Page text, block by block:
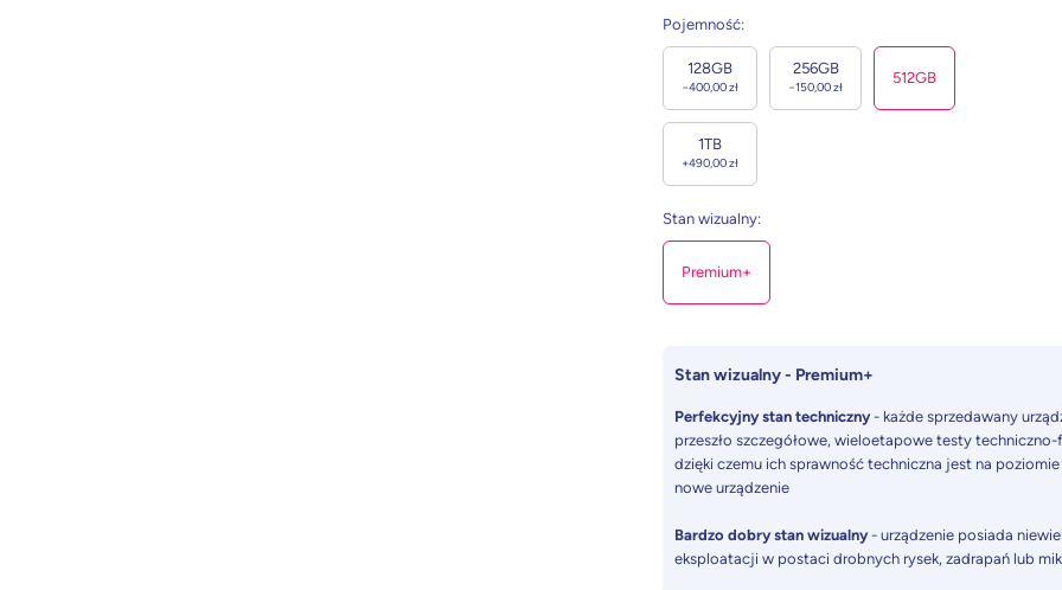
Pojemność:
128GB
−400,00zł
256GB
−150,00zł
512GB
1TB
+490,00zł
Stan wizualny:
Premium+
Stan wizualny - Premium+
Perfekcyjny stan techniczny- każde sprzedawany
przeszło szczegółowe, wieloetapowe testy
dzięki czemu ich sprawność techniczna jest na poziomie
nowe urządzenie
Bardzo dobry stan wizualny- urządzenie posiada
eksploatacji w postaci drobnych rysek, zadrapań lub